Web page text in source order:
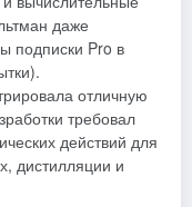
даже
подписки Pro в
отличную
требовал
действий для
дистилляции и